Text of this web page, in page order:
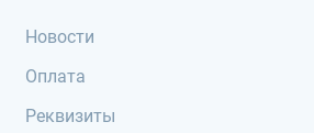
Новости
Оплата
Реквизиты